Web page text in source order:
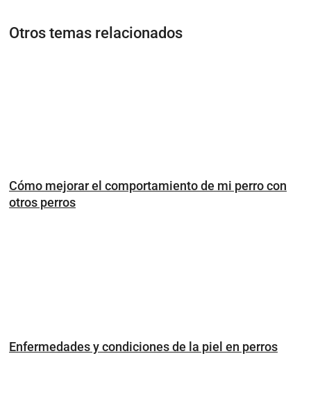
Otros temas relacionados
Cómo mejorar el comportamiento de mi perro con
otros perros
Enfermedades y condiciones de la piel en perros